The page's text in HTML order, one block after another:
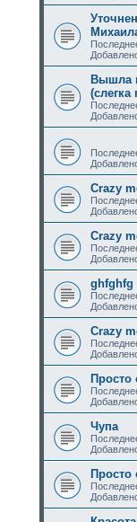
Вышла
(слегка
Crazy
Crazy
ghfghfg
Crazy
Просто
Чупа
Просто